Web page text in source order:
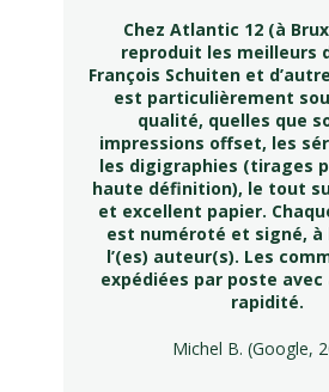
Chez Atlantic 12 (à
reproduit les meilleurs
François Schuiten et
est particulièrement
qualité, quelles que
impressions offset, les
les digigraphies (tirages
haute définition), le tout
et excellent papier.
est numéroté et signé, à
l’(es) auteur(s). Les
expédiées par poste
rapidité.
Michel B. (Google,